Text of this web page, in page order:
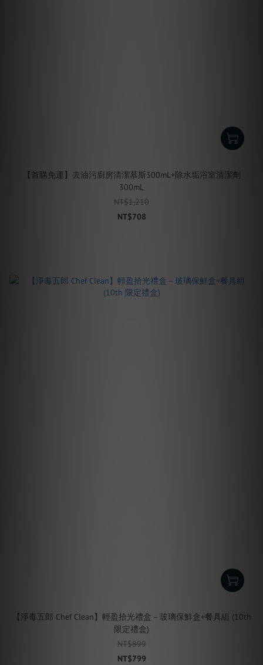
【首購免運】去油污廚房清潔慕斯300mL+除水垢浴室清潔劑
300mL
NT$1,210
NT$708
【淨毒五郎 Chef Clean】輕盈拾光禮盒－玻璃保鮮盒+餐具組 (10th
限定禮盒)
NT$899
NT$799